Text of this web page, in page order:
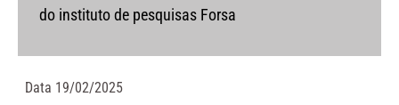
do instituto de pesquisas Forsa
Data 19/02/2025